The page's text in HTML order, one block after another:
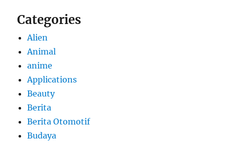
Categories
Alien
Animal
anime
Applications
Beauty
Berita
Berita Otomotif
Budaya